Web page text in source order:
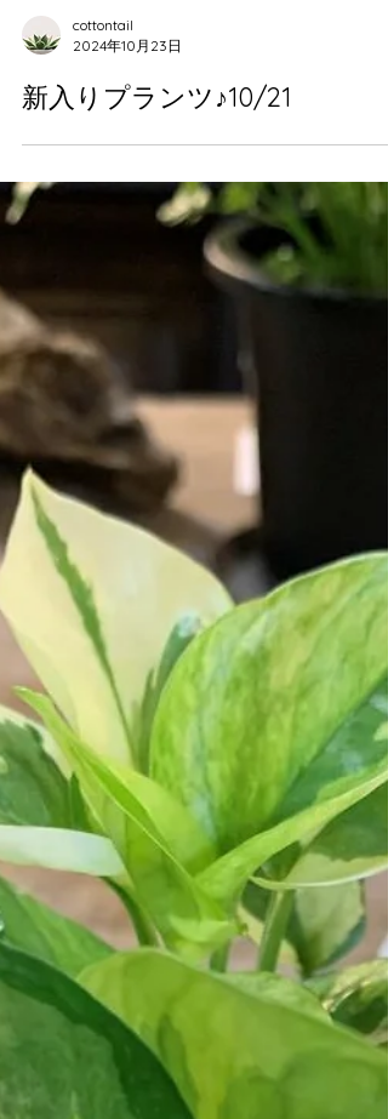
cottontail
2024年10月23日